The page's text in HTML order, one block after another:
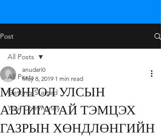
Post
All Posts
Getting Started
Your Community
All Posts
МОНГОЛ УЛСЫН
АВЛИГАТАЙ ТЭМЦЭХ
ГАЗРЫН ХӨНДЛӨНГИЙН
anudari0
May 8, 2019 1 min read